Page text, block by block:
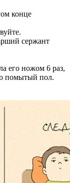
конце
сержант
его ножом 6 раз,
помытый пол.